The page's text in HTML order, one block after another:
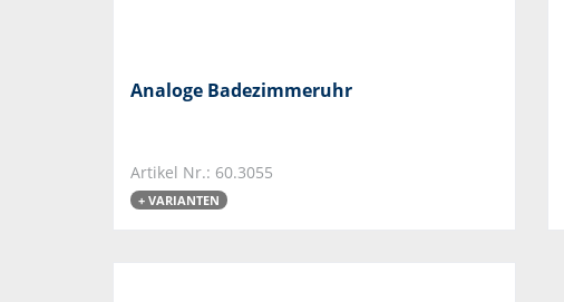
Analoge Badezimmeruhr
Artikel Nr.: 60.3055
+ VARIANTEN